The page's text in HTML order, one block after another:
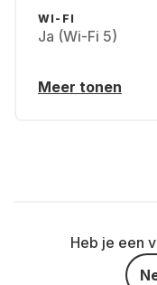
WI-FI
Ja (Wi-Fi 5)
Meer tonen
Heb je een